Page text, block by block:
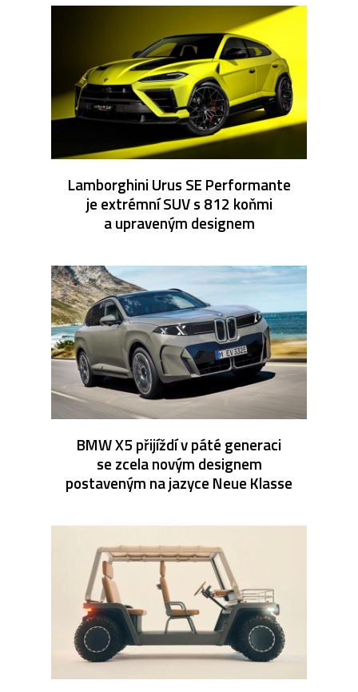
Lamborghini Urus SE Performante
je extrémní SUV s 812 koňmi
a upraveným designem
BMW X5 přijíždí v páté generaci
se zcela novým designem
postaveným na jazyce Neue Klasse